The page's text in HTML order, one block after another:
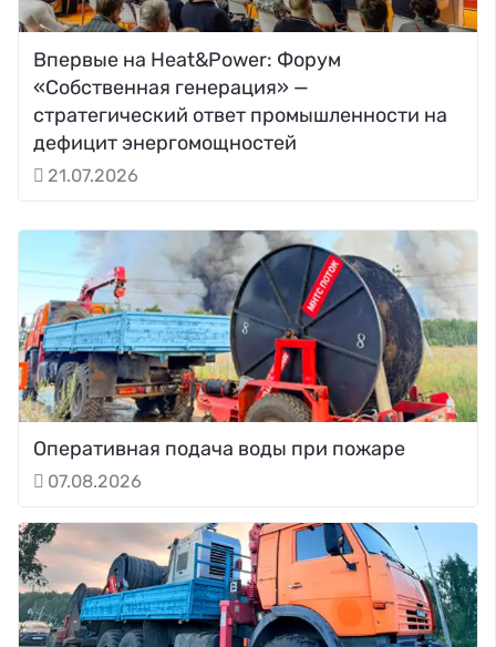
Впервые на Heat&Power: Форум
«Собственная генерация» —
стратегический ответ промышленности на
дефицит энергомощностей
21.07.2026
Оперативная подача воды при пожаре
07.08.2026